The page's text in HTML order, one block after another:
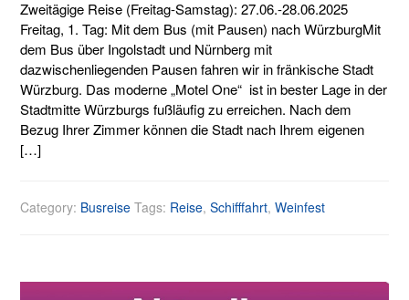
Zweitägige Reise (Freitag-Samstag): 27.06.-28.06.2025
Freitag, 1. Tag: Mit dem Bus (mit Pausen) nach WürzburgMit
dem Bus über Ingolstadt und Nürnberg mit
dazwischenliegenden Pausen fahren wir in fränkische Stadt
Würzburg. Das moderne „Motel One“ ist in bester Lage in der
Stadtmitte Würzburgs fußläufig zu erreichen. Nach dem
Bezug Ihrer Zimmer können die Stadt nach Ihrem eigenen
[…]
Category: Busreise Tags: Reise,Schifffahrt,Weinfest